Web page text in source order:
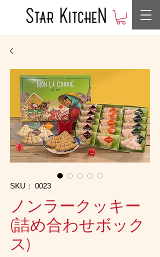
SKU： 0023
ノンラークッキー
(詰め合わせボック
ス)